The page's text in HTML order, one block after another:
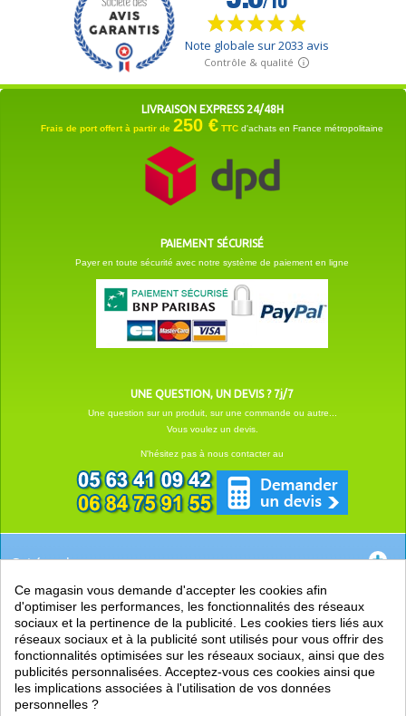
LIVRAISON EXPRESS 24/48H
Frais de port offert à partir de 250 € TTC d'achats en France métropolitaine
PAIEMENT SÉCURISÉ
Payer en toute sécurité avec notre système de paiement en ligne
UNE QUESTION, UN DEVIS ? 7j/7
Une question sur un produit, sur une commande ou autre...
Vous voulez un devis.
N'hésitez pas à nous contacter au
Catégories
EN SAVOIR +
PRATIQUE
LIENS
Ce magasin vous demande d'accepter les cookies afin
d'optimiser les performances, les fonctionnalités des réseaux
sociaux et la pertinence de la publicité. Les cookies tiers liés aux
réseaux sociaux et à la publicité sont utilisés pour vous offrir des
fonctionnalités optimisées sur les réseaux sociaux, ainsi que des
publicités personnalisées. Acceptez-vous ces cookies ainsi que
les implications associées à l'utilisation de vos données
personnelles ?